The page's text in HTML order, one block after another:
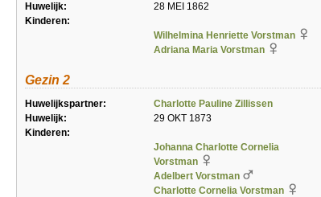
Huwelijk:
28 MEI 1862
Kinderen:
Wilhelmina Henriette Vorstman
Adriana Maria Vorstman
Gezin 2
Huwelijkspartner: Charlotte Pauline Zillissen
Huwelijk:
29 OKT 1873
Kinderen:
Johanna Charlotte Cornelia
Vorstman
Adelbert Vorstman
Charlotte Cornelia Vorstman